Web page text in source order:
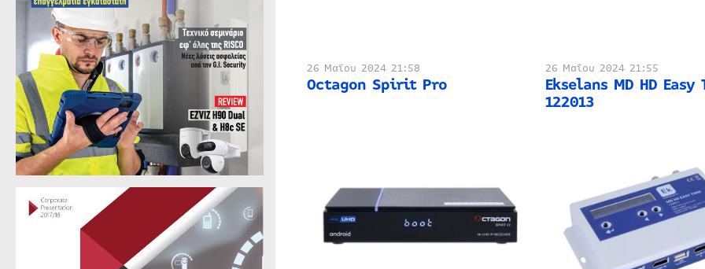
26 Μαΐου 2024 21:58
Octagon Spirit Pro
26 Μαΐου 2024 21:55
Ekselans MD HD Easy
122013